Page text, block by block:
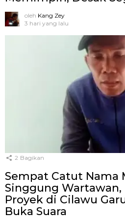
oleh Kang Zey
3 hari yang lalu
2 Bagikan
Sempat Catut Nama
Singgung Wartawan,
Proyek di Cilawu
Buka Suara